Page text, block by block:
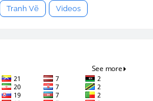
Tranh Vẽ Videos